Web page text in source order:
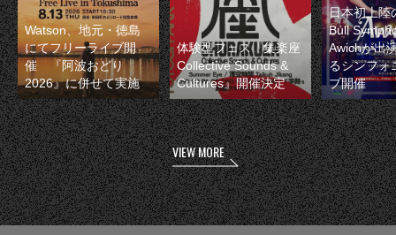
Watson、地元・徳島
にてフリーライブ開
催 『阿波おどり
2026』に併せて実施
体験型フェス『集楽座
Collective Sounds &
Cultures』開催決定
日本初上陸
Bull
Awichが出
るシンフォ
ブ開催
VIEW MORE